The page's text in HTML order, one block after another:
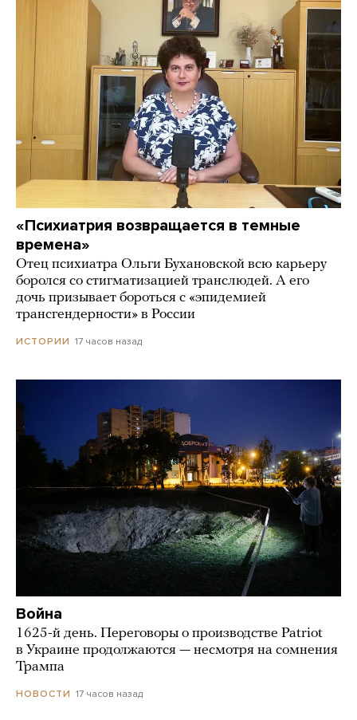
«Психиатрия возвращается в темные
времена»
Отец психиатра Ольги Бухановской всю карьеру
боролся со стигматизацией транслюдей. А его
дочь призывает бороться с «эпидемией
трансгендерности» в России
ИСТОРИИ 17 часов назад
Война
1625-й день. Переговоры о производстве Patriot
в Украине продолжаются — несмотря на сомнения
Трампа
НОВОСТИ 17 часов назад